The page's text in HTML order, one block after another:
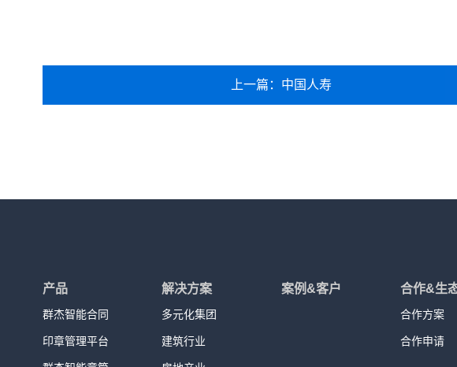
上一篇：中国人寿
产品
群杰智能合同
印章管理平台
解决方案
多元化集团
建筑行业
案例&客户 合作&生
合作方案
合作申请